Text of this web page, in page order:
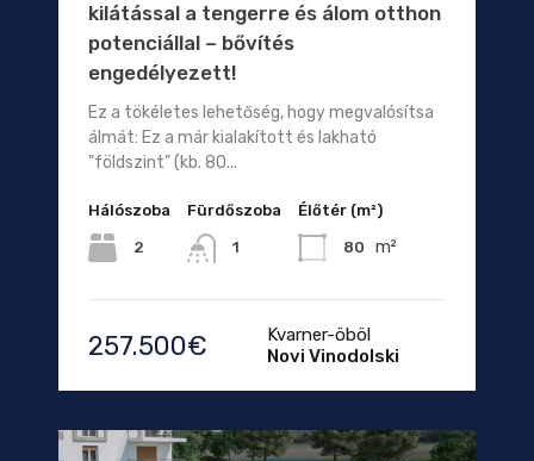
kilátással a tengerre és álom otthon
potenciállal – bővítés
engedélyezett!
Ez a tökéletes lehetőség, hogy megvalósítsa
álmát: Ez a már kialakított és lakható
"földszint" (kb. 80...
Hálószoba
2
Fürdőszoba
1
Élőtér (m²)
80 m²
257.500€
Kvarner-öböl
Novi Vinodolski